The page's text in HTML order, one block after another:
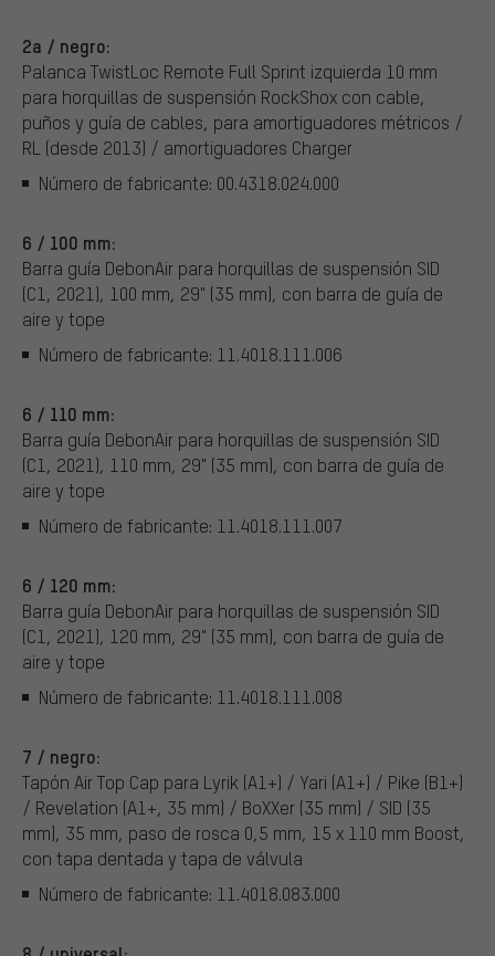
2a / negro:
Palanca TwistLoc Remote Full Sprint izquierda 10 mm
para horquillas de suspensión RockShox con cable,
puños y guía de cables, para amortiguadores métricos /
RL (desde 2013) / amortiguadores Charger
Número de fabricante: 00.4318.024.000
6 / 100 mm:
Barra guía DebonAir para horquillas de suspensión SID
(C1, 2021), 100 mm, 29" (35 mm), con barra de guía de
aire y tope
Número de fabricante: 11.4018.111.006
6 / 110 mm:
Barra guía DebonAir para horquillas de suspensión SID
(C1, 2021), 110 mm, 29" (35 mm), con barra de guía de
aire y tope
Número de fabricante: 11.4018.111.007
6 / 120 mm:
Barra guía DebonAir para horquillas de suspensión SID
(C1, 2021), 120 mm, 29" (35 mm), con barra de guía de
aire y tope
Número de fabricante: 11.4018.111.008
7 / negro:
Tapón Air Top Cap para Lyrik (A1+) / Yari (A1+) / Pike (B1+)
/ Revelation (A1+, 35 mm) / BoXXer (35 mm) / SID (35
mm), 35 mm, paso de rosca 0,5 mm, 15 x 110 mm Boost,
con tapa dentada y tapa de válvula
Número de fabricante: 11.4018.083.000